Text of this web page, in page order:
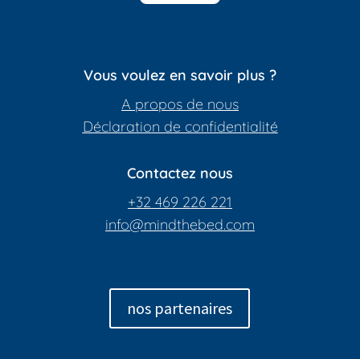
Vous voulez en savoir plus ?
A propos de nous
Déclaration de confidentialité
Contactez nous
+32 469 226 221
info@mindthebed.com
nos partenaires